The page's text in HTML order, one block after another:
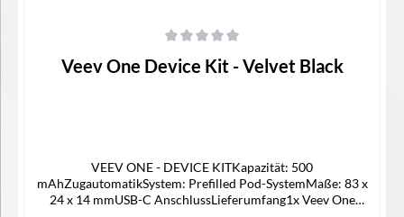
Veev One Device Kit - Velvet Black
VEEV ONE - DEVICE KITKapazität: 500
mAhZugautomatikSystem: Prefilled Pod-SystemMaße: 83 x
24 x 14 mmUSB-C AnschlussLieferumfang1x Veev One